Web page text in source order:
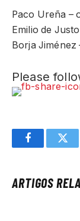
Paco Ureña –
Emilio de
Borja Jiménez
Please
Facebook
ARTIGOS